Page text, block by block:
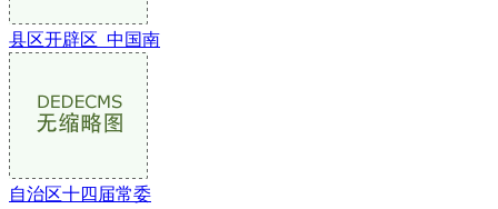
县区开辟区_中国南
自治区十四届常委